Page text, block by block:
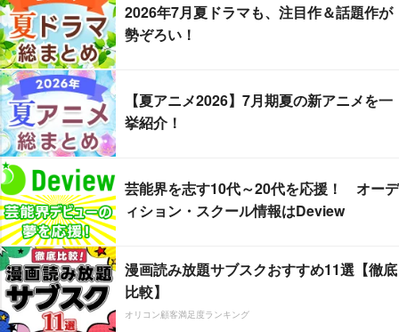
2026年7月夏ドラマも、注目作＆話題作が
勢ぞろい！
【夏アニメ2026】7月期夏の新アニメを一
挙紹介！
芸能界を志す10代～20代を応援！ オーデ
ィション・スクール情報はDeview
漫画読み放題サブスクおすすめ11選【徹底
比較】
オリコン顧客満足度ランキング